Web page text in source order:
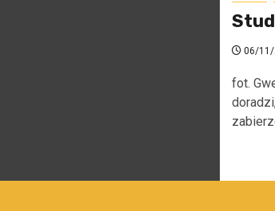
06/11/
fot.